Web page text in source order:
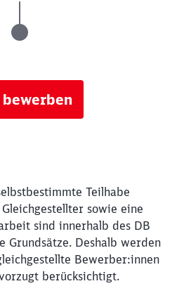
bewerben
Teilhabe
sowie eine
sind innerhalb des DB
Grundsätze. Deshalb werden
Bewerber:innen
berücksichtigt.